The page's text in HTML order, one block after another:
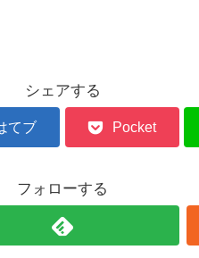
シェアする
てブ Pocket
フォローする